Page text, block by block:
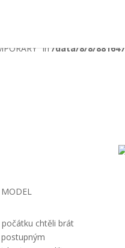
in /data/8/8/
in/data/8/8/
chtěli brát